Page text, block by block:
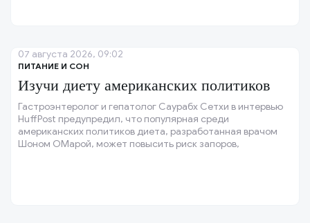
ПИТАНИЕ И СОН
Изучи диету американских политиков
Гастроэнтеролог и гепатолог Саурабх Сетхи в интервью
HuffPost предупредил, что популярная среди
американских политиков диета, разработанная врачом
Шоном ОМарой, может повысить риск запоров,
07 августа 2026, 09:02